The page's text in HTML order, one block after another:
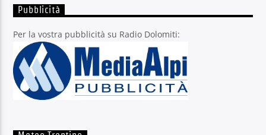
Pubblicità
Per la vostra pubblicità su Radio Dolomiti: